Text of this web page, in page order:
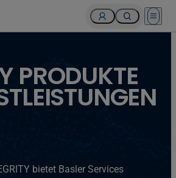
Open
PRODUKTE
bietet Basler Services